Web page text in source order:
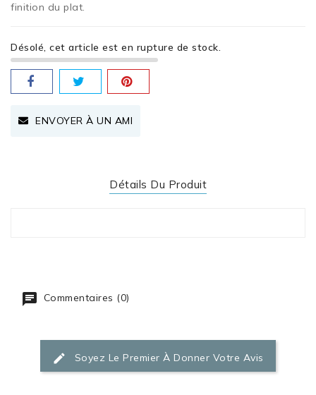
finition du plat.
Désolé, cet article est en rupture de stock.
ENVOYER À UN AMI
Détails Du Produit
Commentaires (0)
Soyez Le Premier À Donner Votre Avis